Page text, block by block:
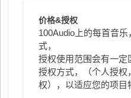
价格&授权
100Audio上的每首音
式，
授权使用范围会有一定
授权方式，（个人授
权），以适应您的项目